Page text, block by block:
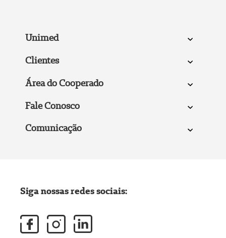
Unimed
Clientes
Área do Cooperado
Fale Conosco
Comunicação
Siga nossas redes sociais: